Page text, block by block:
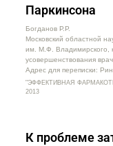
Паркинсона
Богданов Р.Р.
Московский областной
им. М.Ф. Владимирского,
усовершенствования
Адрес для переписки:
"ЭФФЕКТИВНАЯ
2013
К проблеме